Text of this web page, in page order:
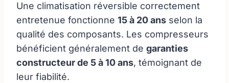
Une climatisation réversible correctement
entretenue fonctionne 15 à 20 ans selon la
qualité des composants. Les compresseurs
bénéficient généralement de garanties
constructeur de 5 à 10 ans, témoignant de
leur fiabilité.